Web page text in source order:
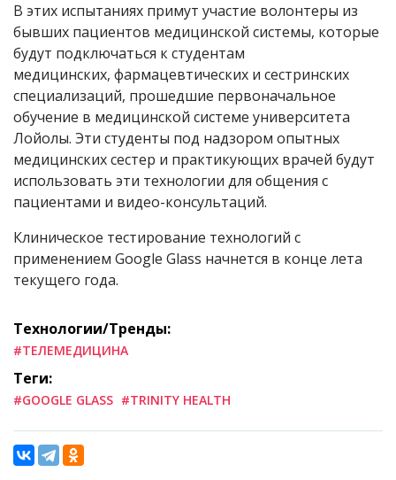
В этих испытаниях примут участие волонтеры из
бывших пациентов медицинской системы, которые
будут подключаться к студентам
медицинских, фармацевтических и сестринских
специализаций, прошедшие первоначальное
обучение в медицинской системе университета
Лойолы. Эти студенты под надзором опытных
медицинских сестер и практикующих врачей будут
использовать эти технологии для общения с
пациентами и видео-консультаций.
Клиническое тестирование технологий с
применением Google Glass начнется в конце лета
текущего года.
Технологии/Тренды:
#ТЕЛЕМЕДИЦИНА
Теги:
#GOOGLE GLASS #TRINITY HEALTH